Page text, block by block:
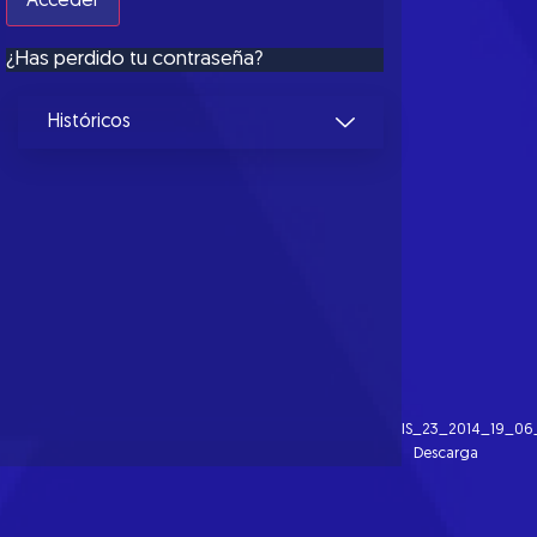
¿Has perdido tu contraseña?
Históricos
Descarga